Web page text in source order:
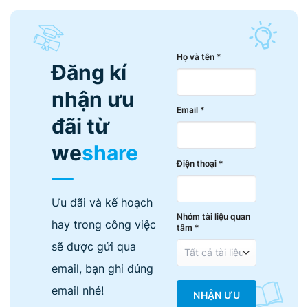
Đăng kí
nhận ưu
đãi từ
weshare
Ưu đãi và kế hoạch
hay trong công việc
sẽ được gửi qua
email, bạn ghi đúng
email nhé!
Họ và tên *
Email *
Điện thoại *
Nhóm tài liệu quan
tâm *
NHẬN ƯU